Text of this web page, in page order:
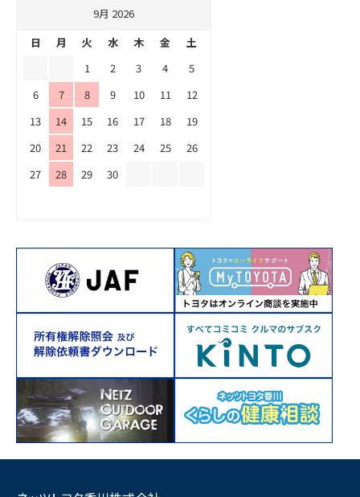
9月 2026
日
月 火 水 木 金
土
1
2 3 4
5
6
7 8 9 10 11
12
13
14 15 16 17 18
19
20
21 22 23 24 25
26
27
28 29 30